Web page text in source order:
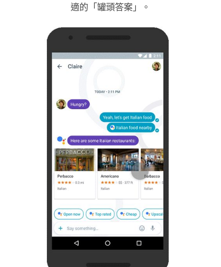
適的「罐頭答案」。